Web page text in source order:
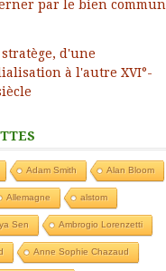
par le bien commun
stratège, d'une
à l'autre XVI°-
Adam Smith Alan Bloom
Allemagne alstom
Sen Ambrogio Lorenzetti
Anne Sophie Chazaud